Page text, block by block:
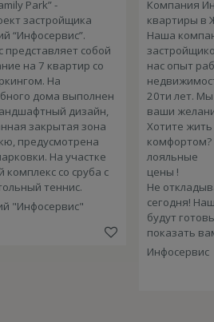
Park” -
застройщика
“Инфосервис”.
собой
на 7 квартир со
На
дома выполнен
дизайн,
закрытая зона
предусмотрена
На участке
со сруба с
теннис.
"Инфосервис"
Компания
квартиры в
Наша
нас опыт
20ти лет.
ваши
Хотите
комфортом?
лояльные
цены !
Не
сегодня!
будут
показать
Инфосервис